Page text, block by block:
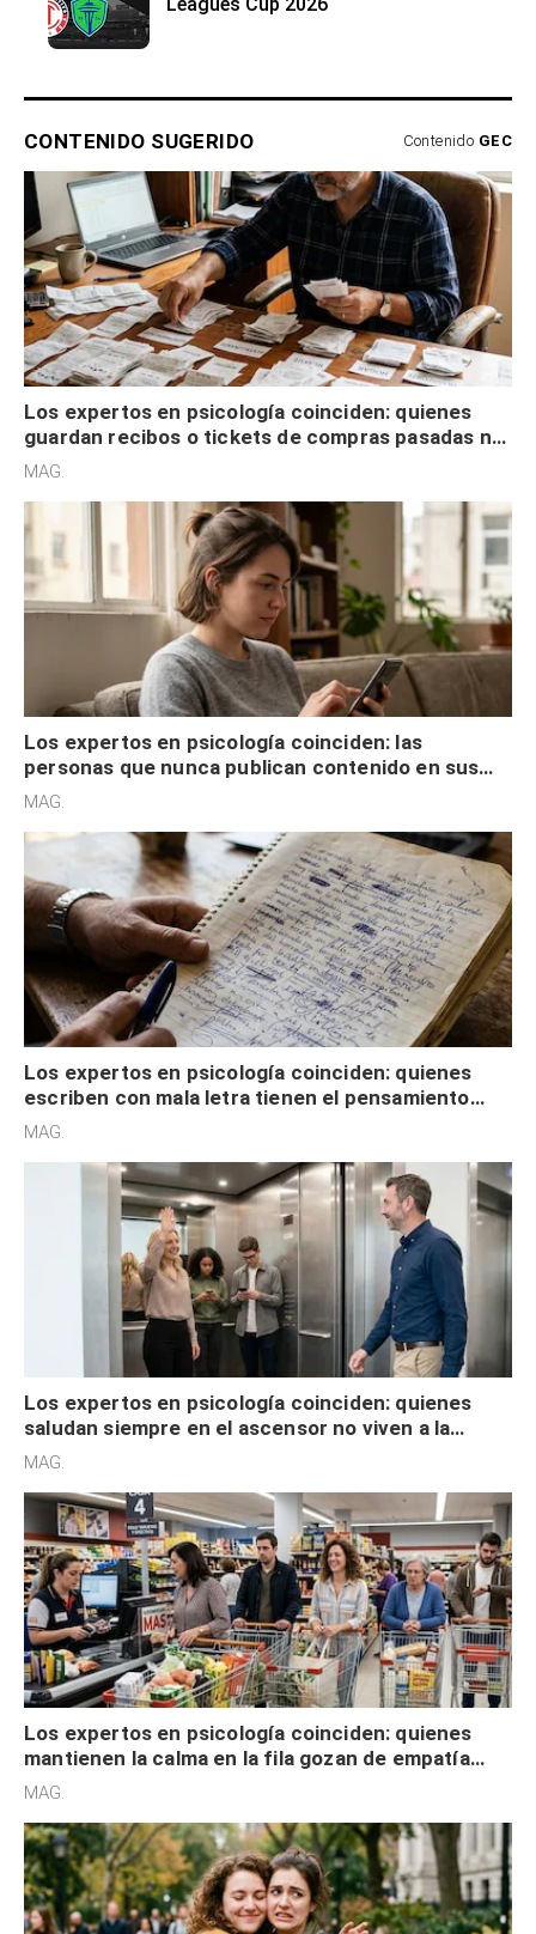
CONTENIDO SUGERIDO Contenido GEC
Los expertos en psicología coinciden: quienes
guardan recibos o tickets de compras pasadas no
son acumuladores, sino que tienen necesidad de
MAG.
Los expertos en psicología coinciden: las
personas que nunca publican contenido en sus
redes sociales no pretenden buscar validación
MAG.
Los expertos en psicología coinciden: quienes
escriben con mala letra tienen el pensamiento
acelerado y no lo hacen por desinterés
MAG.
Los expertos en psicología coinciden: quienes
saludan siempre en el ascensor no viven a la
defensiva y tienen apertura social
MAG.
Los expertos en psicología coinciden: quienes
mantienen la calma en la fila gozan de empatía
cognitiva, gratitud y no solo tienen autocontrol
MAG.